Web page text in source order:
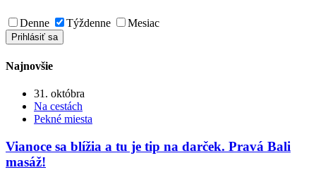
Denne Týždenne Mesiac
Najnovšie
31. októbra
Na cestách
Pekné miesta
Vianoce sa blížia a tu je tip na darček. Pravá Bali
masáž!